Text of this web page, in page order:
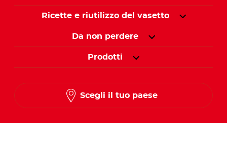
Ricette e riutilizzo del vasetto
Da non perdere
Prodotti
Scegli il tuo paese